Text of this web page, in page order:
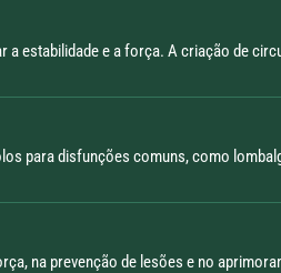
estabilidade e a força. A criação de
para disfunções comuns, como
na prevenção de lesões e no